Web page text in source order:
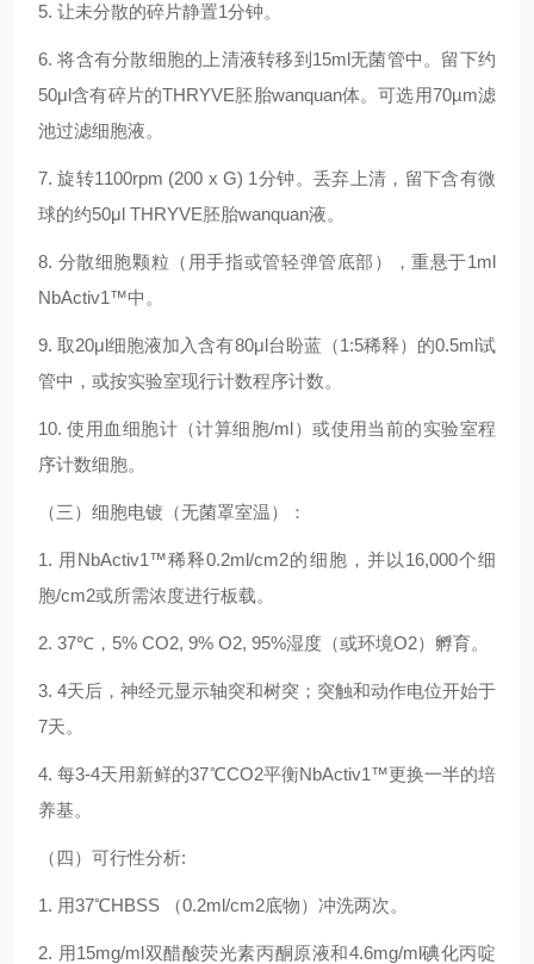
5. 让未分散的碎片静置1分钟。
6.将含有分散细胞的上清液转移到 15ml无菌管中。留下约
50μl含有碎片的THRYVE胚胎wanquan体。可选用70µm滤
池过滤细胞液。
7.旋转1100rpm (200 x G) 1分钟。丢弃上清，留下含有微
球的约50μl THRYVE胚胎wanquan液。
8. 分散细胞颗粒（用手指或管轻弹管底部），重悬于1ml
NbActiv1™中。
9.取20μl细胞液加入含有80μl台盼蓝（1:5稀释）的0.5ml试
管中，或按实验室现行计数程序计数。
10.使用血细胞计（计算细胞/ml）或使用当前的实验室程
序计数细胞。
（三） 细胞电镀（无菌罩室温）：
1. 用 NbActiv1™稀释0.2ml/cm2的细胞，并以 16,000个细
胞/cm2或所需浓度进行板载。
2. 37℃ ， 5% CO2, 9% O2, 95%湿度（或环境O2）孵育。
3. 4天后，神经元显示轴突和树突；突触和动作电位开始于
7天。
4.每3-4天用新鲜的37℃CO2平衡NbActiv1™更换一半的培
养基。
（四） 可行性分析:
1. 用37℃HBSS （0.2ml/cm2底物）冲洗两次。
2. 用15mg/ml双醋酸荧光素丙酮原液和4.6mg/ml碘化丙啶